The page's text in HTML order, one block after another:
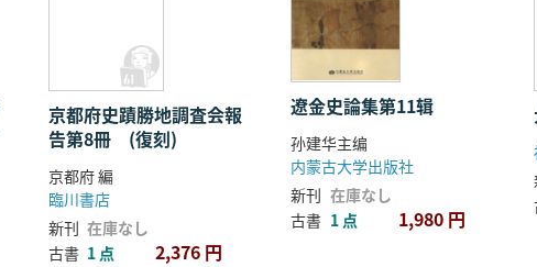
京都府史蹟勝地調査会報
告第8冊 (復刻)
京都府 編
臨川書店
新刊 在庫なし
古書 1 点 2,376 円
遼金史論集第11辑
孙建华主编
内蒙古大学出版社
新刊 在庫なし
古書 1 点 1,980 円